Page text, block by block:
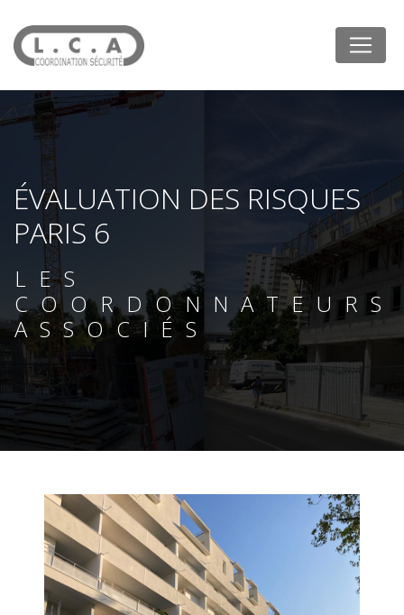
ÉVALUATION DES RISQUES
PARIS 6
LES
COORDONNATEURS
ASSOCIÉS